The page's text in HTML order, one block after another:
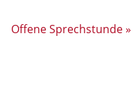
Offene Sprechstunde»